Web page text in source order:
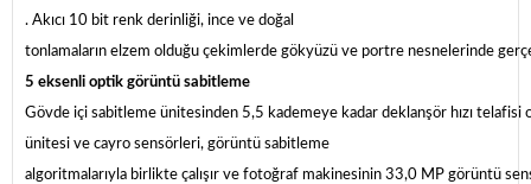
. Akıcı 10 bit renk derinliği, ince ve doğal
tonlamaların elzem olduğu çekimlerde gökyüzü ve portre nesnelerinde
5 eksenli optik görüntü sabitleme
Gövde içi sabitleme ünitesinden 5,5 kademeye kadar deklanşör hızı
ünitesi ve cayro sensörleri, görüntü sabitleme
algoritmalarıyla birlikte çalışır ve fotoğraf makinesinin 33,0 MP görüntü